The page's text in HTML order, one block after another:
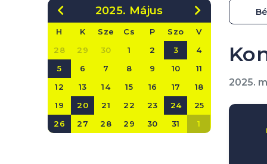
2025. Május
H K Sze Cs P Szo
V
28
29 30 1 2 3
4
5
6 7 8 9 10
11
12
13 14 15 16 17
18
19
20 21 22 23 24
25
26
27 28 29 30 31 1
2025.